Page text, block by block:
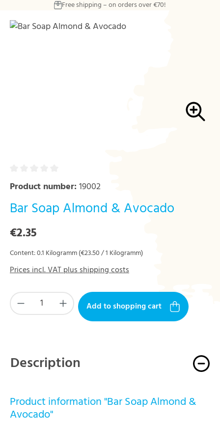
Skip to main contentFree shipping – on orders over €70!
Skip image gallery
Product number: 19002
Bar Soap Almond & Avocado
Regular price:
€2.35
Content:0.1 Kilogramm(€23.50 / 1 Kilogramm)
Prices incl. VAT plus shipping costs
Product Quantity: Enter the desired amount
Add to shopping cart
Description
Product information "Bar Soap Almond &
Avocado"